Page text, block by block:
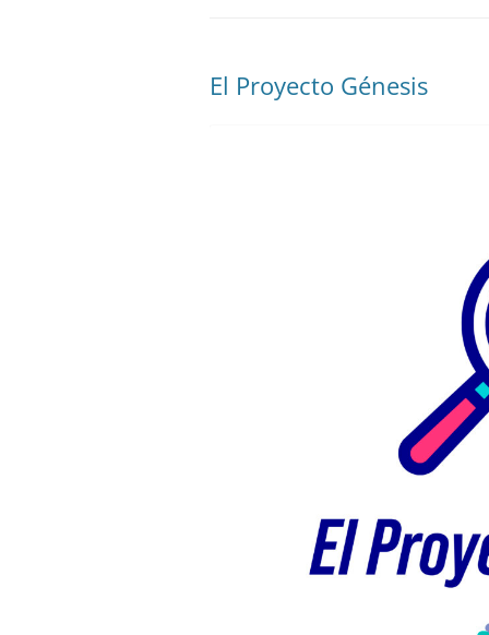
El Proyecto Génesis